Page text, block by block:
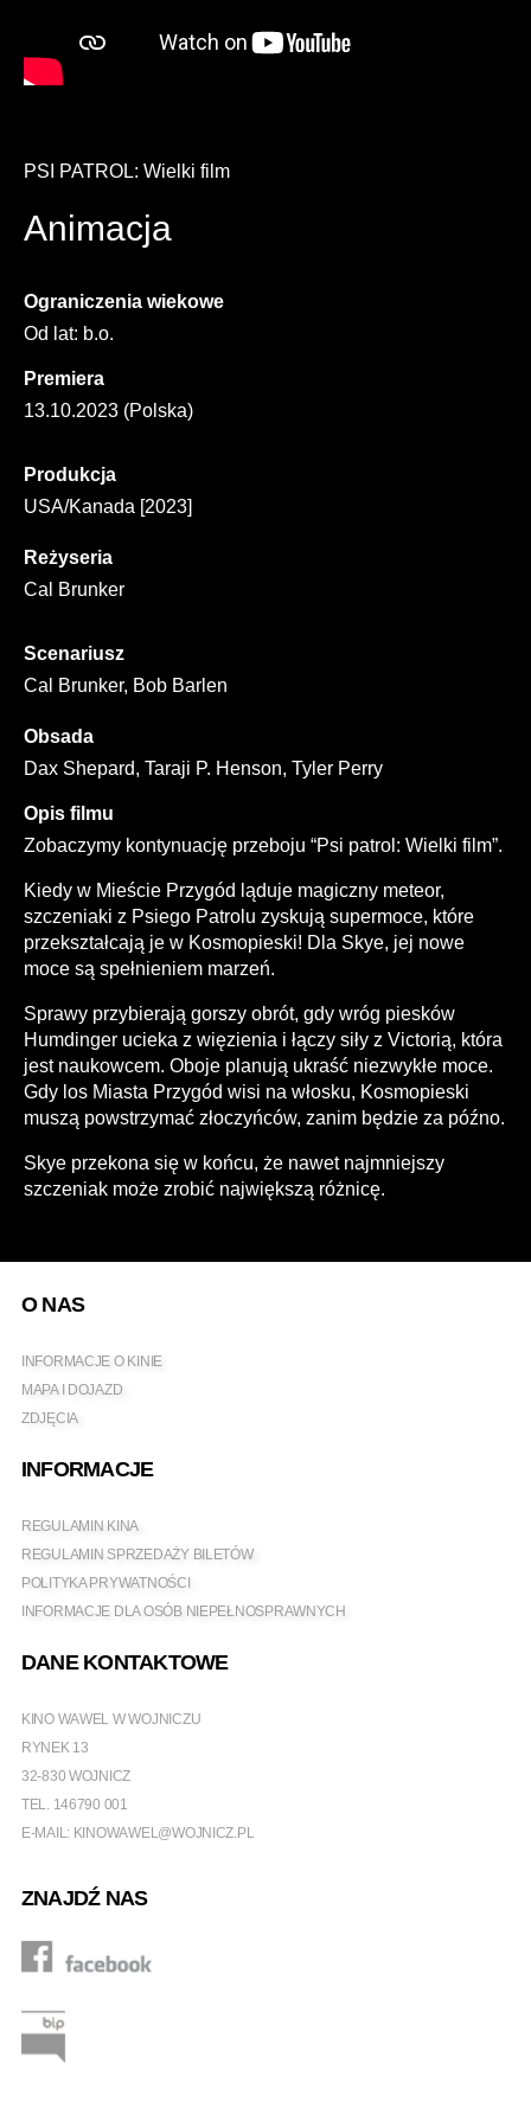
PSI PATROL: Wielki film
Animacja
Ograniczenia wiekowe
Od lat: b.o.
Premiera
13.10.2023 (Polska)
Produkcja
USA/Kanada [2023]
Reżyseria
Cal Brunker
Scenariusz
Cal Brunker, Bob Barlen
Obsada
Dax Shepard, Taraji P. Henson, Tyler Perry
Opis filmu
Zobaczymy kontynuację przeboju “Psi patrol: Wielki film”.
Kiedy w Mieście Przygód ląduje magiczny meteor,
szczeniaki z Psiego Patrolu zyskują supermoce, które
przekształcają je w Kosmopieski! Dla Skye, jej nowe
moce są spełnieniem marzeń.
Sprawy przybierają gorszy obrót, gdy wróg piesków
Humdinger ucieka z więzienia i łączy siły z Victorią, która
jest naukowcem. Oboje planują ukraść niezwykłe moce.
Gdy los Miasta Przygód wisi na włosku, Kosmopieski
muszą powstrzymać złoczyńców, zanim będzie za późno.
Skye przekona się w końcu, że nawet najmniejszy
szczeniak może zrobić największą różnicę.
O NAS
INFORMACJE O KINIE
MAPA I DOJAZD
ZDJĘCIA
INFORMACJE
REGULAMIN KINA
REGULAMIN SPRZEDAŻY BILETÓW
POLITYKA PRYWATNOŚCI
INFORMACJE DLA OSÓB NIEPEŁNOSPRAWNYCH
DANE KONTAKTOWE
KINO WAWEL W WOJNICZU
RYNEK 13
32-830 WOJNICZ
TEL. 146790 001
E-MAIL: KINOWAWEL@WOJNICZ.PL
ZNAJDŹ NAS